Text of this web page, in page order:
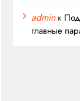
adminк
главные